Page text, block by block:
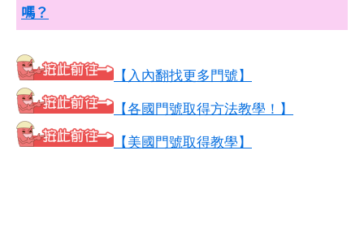
嗎？
【入內翻找更多門號】
【各國門號取得方法教學！】
【美國門號取得教學】